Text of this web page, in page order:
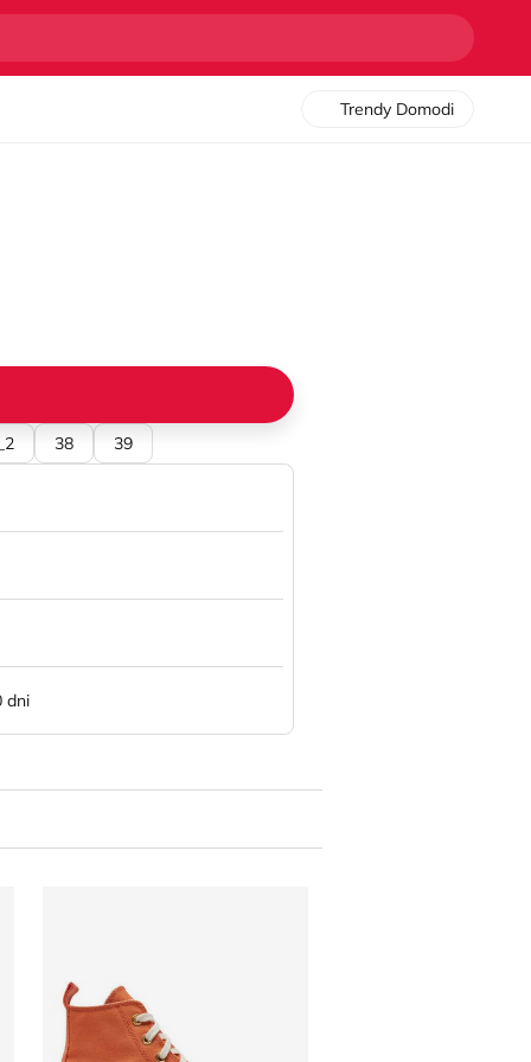
Trendy Domodi
38 39
dni